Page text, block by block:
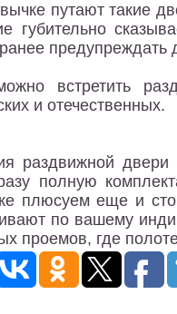
путают такие
губительно
предупреждать
встретить
и отечественных.
раздвижной двери
полную
плюсуем еще и
по вашему
проемов, где